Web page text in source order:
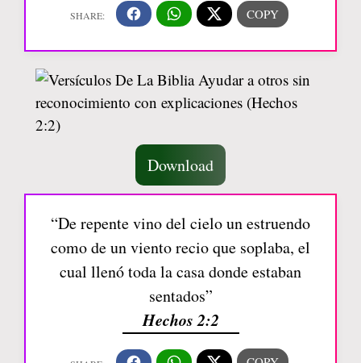
Download
“De repente vino del cielo un estruendo
como de un viento recio que soplaba, el
cual llenó toda la casa donde estaban
sentados”
Hechos 2:2